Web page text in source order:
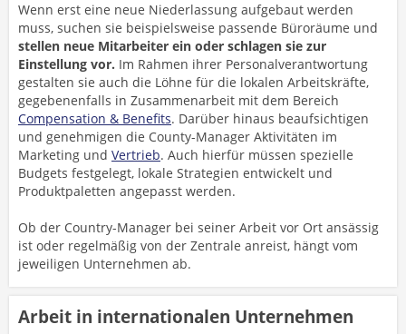
Wenn erst eine neue Niederlassung aufgebaut werden
muss, suchen sie beispielsweise passende Büroräume und
stellen neue Mitarbeiter ein oder schlagen sie zur
Einstellung vor. Im Rahmen ihrer Personalverantwortung
gestalten sie auch die Löhne für die lokalen Arbeitskräfte,
gegebenenfalls in Zusammenarbeit mit dem Bereich
Compensation & Benefits. Darüber hinaus beaufsichtigen
und genehmigen die County-Manager Aktivitäten im
Marketing und Vertrieb. Auch hierfür müssen spezielle
Budgets festgelegt, lokale Strategien entwickelt und
Produktpaletten angepasst werden.
Ob der Country-Manager bei seiner Arbeit vor Ort ansässig
ist oder regelmäßig von der Zentrale anreist, hängt vom
jeweiligen Unternehmen ab.
Arbeit in internationalen Unternehmen